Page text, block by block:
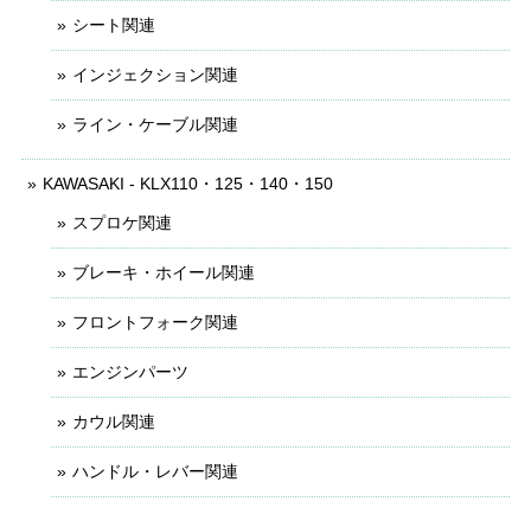
シート関連
インジェクション関連
ライン・ケーブル関連
KAWASAKI - KLX110・125・140・150
スプロケ関連
ブレーキ・ホイール関連
フロントフォーク関連
エンジンパーツ
カウル関連
ハンドル・レバー関連